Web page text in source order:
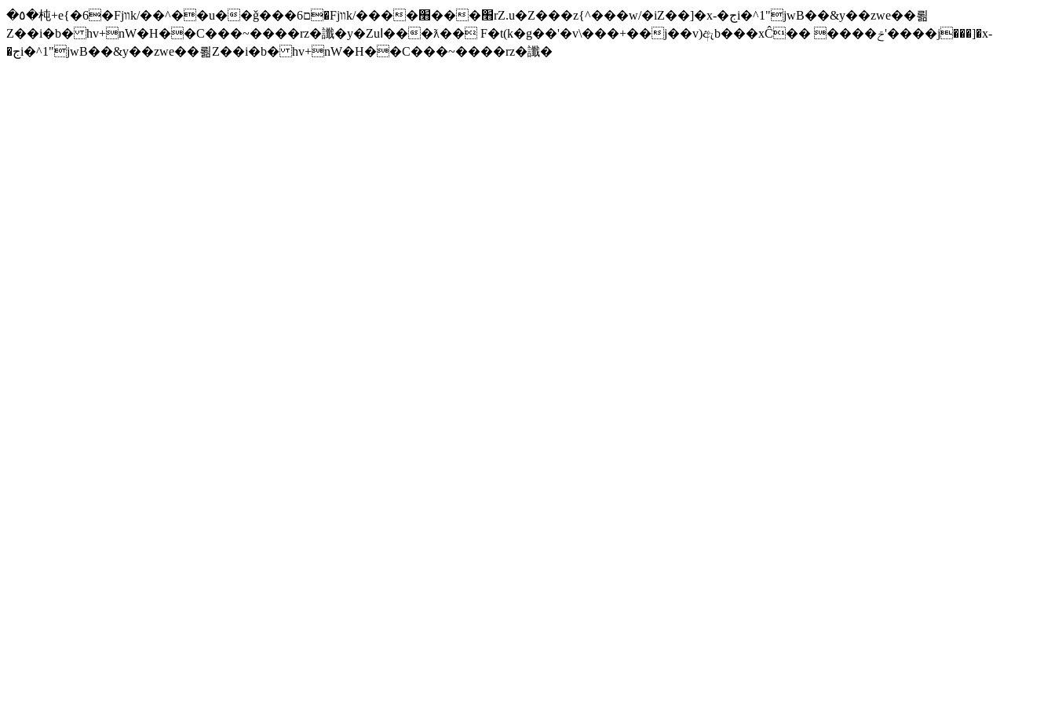
�٥�杶+e{�6�Fjװk/��^��u��ǧ���ם6�Fjװk/����׫���׫rZ.u�Z���z{^���w/�iZ��]�x-�جi�^1"jwB��&y��zwe��뢺
Z��i�b� hv+nW�H��С���~����rz�讖�y�Zuا���ƛ�� F�t(k�g��'�v\���+��j��v)ඇb���xĈ�� ����ݗ'����j���]�x-
�جi�^1"jwB��&y��zwe��뢺Z��i�b� hv+nW�H��С���~����rz�讖�